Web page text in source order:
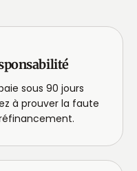
sous 90 jours
à prouver la faute